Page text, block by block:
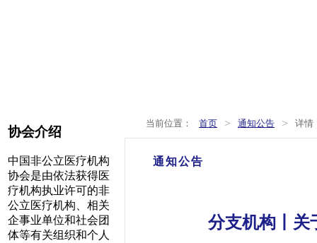
协会介绍
中国非公立医疗机构
协会是由依法获得医
疗机构执业许可的非
公立医疗机构、相关
企事业单位和社会团
体等有关组织和个人
当前位置： 首页 > 通知公告 > 详情
通知公告
分支机构丨关